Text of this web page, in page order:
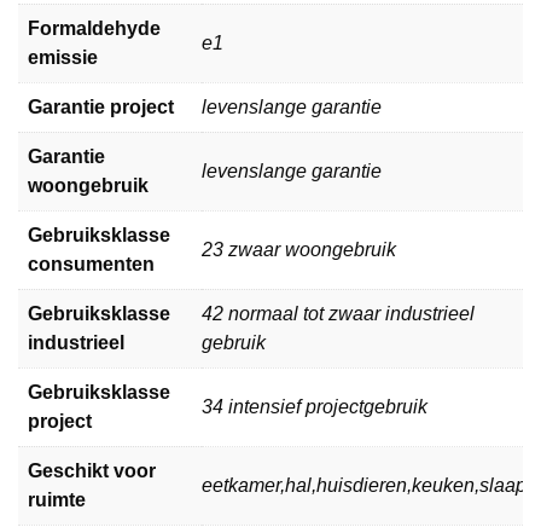
Formaldehyde
emissie
e1
Garantie project levenslange garantie
Garantie
woongebruik
levenslange garantie
Gebruiksklasse
consumenten
23 zwaar woongebruik
Gebruiksklasse
industrieel
42 normaal tot zwaar industrieel
gebruik
Gebruiksklasse
project
34 intensief projectgebruik
Geschikt voor
ruimte